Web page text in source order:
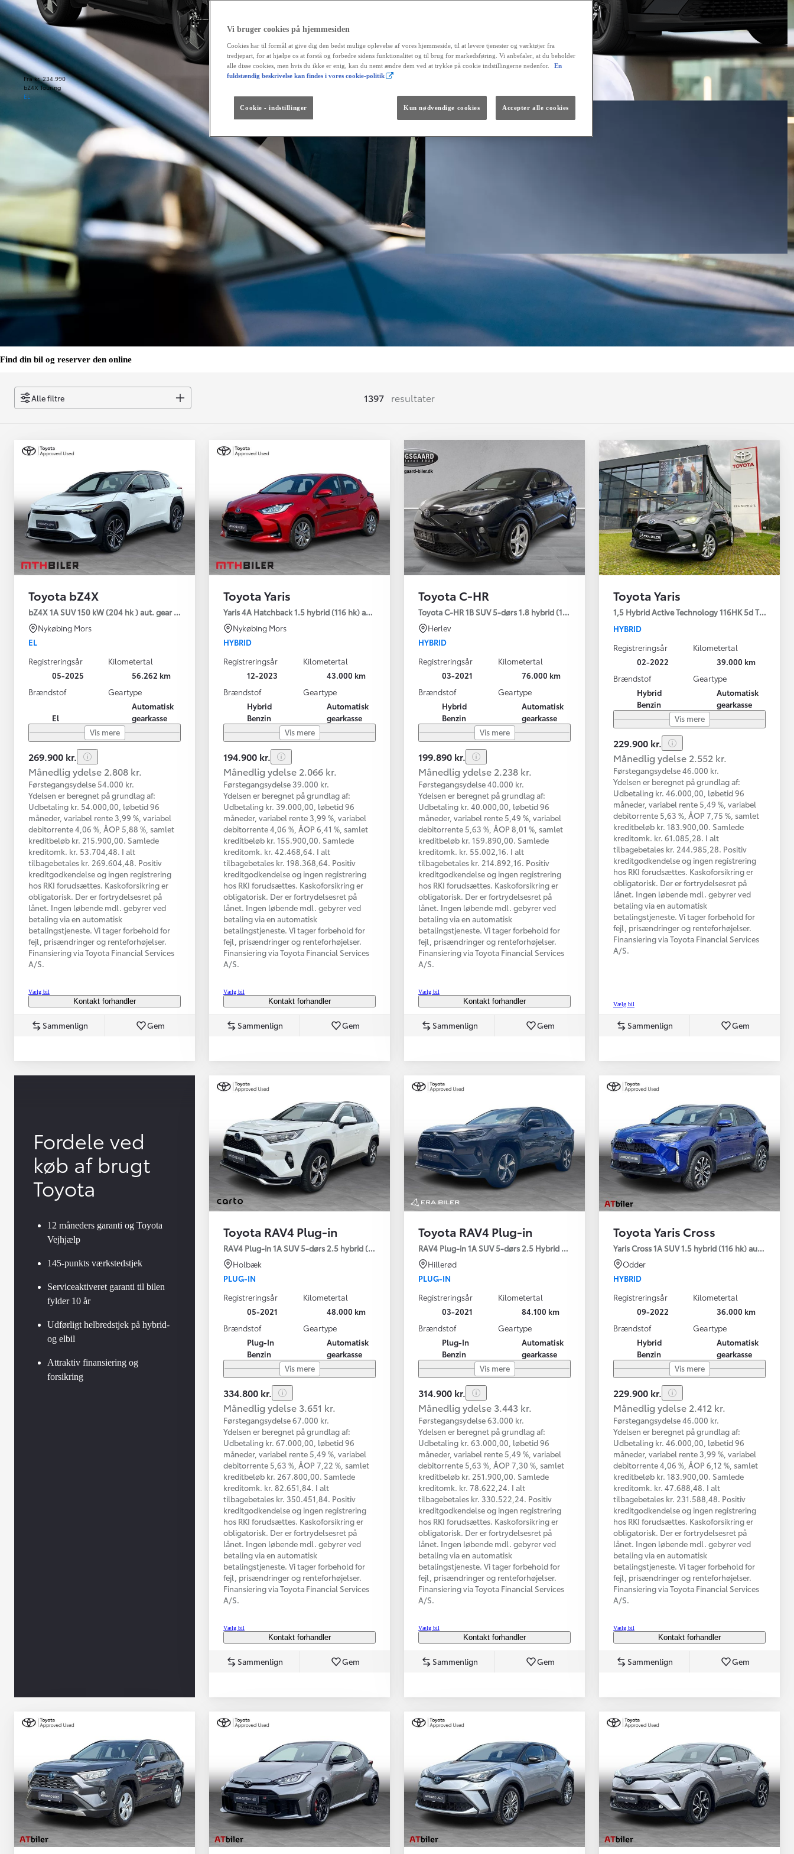
Fra kr. 234.990
bZ4X Touring
EL
Fra kr. 349.990
The soul lives on.
Den nye Yaris Cross
Kommer snart
Find din bil og reserver den online
Alle filtre 1397 resultater
Toyota bZ4X
bZ4X 1A SUV 150 kW (204 hk ) aut. gear Executive Premium
Nykøbing Mors
EL
Registreringsår
05-2025
Kilometertal
56.262 km
Brændstof
El
Geartype
Automatisk
gearkasse
Vis mere
269.900 kr.
Månedlig ydelse 2.808 kr.
Førstegangsydelse 54.000 kr.
Ydelsen er beregnet på grundlag af:
Udbetaling kr. 54.000,00, løbetid 96
måneder, variabel rente 3,99 %, variabel
debitorrente 4,06 %, ÅOP 5,88 %, samlet
kreditbeløb kr. 215.900,00. Samlede
kreditomk. kr. 53.704,48. I alt
tilbagebetales kr. 269.604,48. Positiv
kreditgodkendelse og ingen registrering
hos RKI forudsættes. Kaskoforsikring er
obligatorisk. Der er fortrydelsesret på
lånet. Ingen løbende mdl. gebyrer ved
betaling via en automatisk
betalingstjeneste. Vi tager forbehold for
fejl, prisændringer og renteforhøjelser.
Finansiering via Toyota Financial Services
A/S.
Vælg bil
Kontakt forhandler
Sammenlign Gem
Toyota Yaris
Yaris 4A Hatchback 1.5 hybrid (116 hk) aut. gear Active - Technology
Nykøbing Mors
HYBRID
Registreringsår
12-2023
Kilometertal
43.000 km
Brændstof
Hybrid
Benzin
Geartype
Automatisk
gearkasse
Vis mere
194.900 kr.
Månedlig ydelse 2.066 kr.
Førstegangsydelse 39.000 kr.
Ydelsen er beregnet på grundlag af:
Udbetaling kr. 39.000,00, løbetid 96
måneder, variabel rente 3,99 %, variabel
debitorrente 4,06 %, ÅOP 6,41 %, samlet
kreditbeløb kr. 155.900,00. Samlede
kreditomk. kr. 42.468,64. I alt
tilbagebetales kr. 198.368,64. Positiv
kreditgodkendelse og ingen registrering
hos RKI forudsættes. Kaskoforsikring er
obligatorisk. Der er fortrydelsesret på
lånet. Ingen løbende mdl. gebyrer ved
betaling via en automatisk
betalingstjeneste. Vi tager forbehold for
fejl, prisændringer og renteforhøjelser.
Finansiering via Toyota Financial Services
A/S.
Vælg bil
Kontakt forhandler
Sammenlign Gem
Toyota C-HR
Toyota C-HR 1B SUV 5-dørs 1.8 hybrid (122 hk) aut. gear C-LUB - Smart
Herlev
HYBRID
Registreringsår
03-2021
Kilometertal
76.000 km
Brændstof
Hybrid
Benzin
Geartype
Automatisk
gearkasse
Vis mere
199.890 kr.
Månedlig ydelse 2.238 kr.
Førstegangsydelse 40.000 kr.
Ydelsen er beregnet på grundlag af:
Udbetaling kr. 40.000,00, løbetid 96
måneder, variabel rente 5,49 %, variabel
debitorrente 5,63 %, ÅOP 8,01 %, samlet
kreditbeløb kr. 159.890,00. Samlede
kreditomk. kr. 55.002,16. I alt
tilbagebetales kr. 214.892,16. Positiv
kreditgodkendelse og ingen registrering
hos RKI forudsættes. Kaskoforsikring er
obligatorisk. Der er fortrydelsesret på
lånet. Ingen løbende mdl. gebyrer ved
betaling via en automatisk
betalingstjeneste. Vi tager forbehold for
fejl, prisændringer og renteforhøjelser.
Finansiering via Toyota Financial Services
A/S.
Vælg bil
Kontakt forhandler
Sammenlign Gem
Toyota Yaris
1,5 Hybrid Active Technology 116HK 5d Trinl. Gear
HYBRID
Registreringsår
02-2022
Kilometertal
39.000 km
Brændstof
Hybrid
Benzin
Geartype
Automatisk
gearkasse
Vis mere
229.900 kr.
Månedlig ydelse 2.552 kr.
Førstegangsydelse 46.000 kr.
Ydelsen er beregnet på grundlag af:
Udbetaling kr. 46.000,00, løbetid 96
måneder, variabel rente 5,49 %, variabel
debitorrente 5,63 %, ÅOP 7,75 %, samlet
kreditbeløb kr. 183.900,00. Samlede
kreditomk. kr. 61.085,28. I alt
tilbagebetales kr. 244.985,28. Positiv
kreditgodkendelse og ingen registrering
hos RKI forudsættes. Kaskoforsikring er
obligatorisk. Der er fortrydelsesret på
lånet. Ingen løbende mdl. gebyrer ved
betaling via en automatisk
betalingstjeneste. Vi tager forbehold for
fejl, prisændringer og renteforhøjelser.
Finansiering via Toyota Financial Services
A/S.
Vælg bil
Sammenlign Gem
Fordele ved
køb af brugt
Toyota
12 måneders garanti og Toyota
Vejhjælp
145-punkts værkstedstjek
Serviceaktiveret garanti til bilen
fylder 10 år
Udførligt helbredstjek på hybrid-
og elbil
Attraktiv finansiering og
forsikring
Toyota RAV4 Plug-in
RAV4 Plug-in 1A SUV 5-dørs 2.5 hybrid (306 hk) aut. gear AWD-i H3 - Comfort
Holbæk
PLUG-IN
Registreringsår
05-2021
Kilometertal
48.000 km
Brændstof
Plug-In
Benzin
Geartype
Automatisk
gearkasse
Vis mere
334.800 kr.
Månedlig ydelse 3.651 kr.
Førstegangsydelse 67.000 kr.
Ydelsen er beregnet på grundlag af:
Udbetaling kr. 67.000,00, løbetid 96
måneder, variabel rente 5,49 %, variabel
debitorrente 5,63 %, ÅOP 7,22 %, samlet
kreditbeløb kr. 267.800,00. Samlede
kreditomk. kr. 82.651,84. I alt
tilbagebetales kr. 350.451,84. Positiv
kreditgodkendelse og ingen registrering
hos RKI forudsættes. Kaskoforsikring er
obligatorisk. Der er fortrydelsesret på
lånet. Ingen løbende mdl. gebyrer ved
betaling via en automatisk
betalingstjeneste. Vi tager forbehold for
fejl, prisændringer og renteforhøjelser.
Finansiering via Toyota Financial Services
A/S.
Vælg bil
Kontakt forhandler
Sammenlign Gem
Toyota RAV4 Plug-in
RAV4 Plug-in 1A SUV 5-dørs 2.5 Hybrid (306 hk) aut. gear AWD-i H3 - Comfort - Premium
Hillerød
PLUG-IN
Registreringsår
03-2021
Kilometertal
84.100 km
Brændstof
Plug-In
Benzin
Geartype
Automatisk
gearkasse
Vis mere
314.900 kr.
Månedlig ydelse 3.443 kr.
Førstegangsydelse 63.000 kr.
Ydelsen er beregnet på grundlag af:
Udbetaling kr. 63.000,00, løbetid 96
måneder, variabel rente 5,49 %, variabel
debitorrente 5,63 %, ÅOP 7,30 %, samlet
kreditbeløb kr. 251.900,00. Samlede
kreditomk. kr. 78.622,24. I alt
tilbagebetales kr. 330.522,24. Positiv
kreditgodkendelse og ingen registrering
hos RKI forudsættes. Kaskoforsikring er
obligatorisk. Der er fortrydelsesret på
lånet. Ingen løbende mdl. gebyrer ved
betaling via en automatisk
betalingstjeneste. Vi tager forbehold for
fejl, prisændringer og renteforhøjelser.
Finansiering via Toyota Financial Services
A/S.
Vælg bil
Kontakt forhandler
Sammenlign Gem
Toyota Yaris Cross
Yaris Cross 1A SUV 1.5 hybrid (116 hk) aut. gear
Odder
HYBRID
Registreringsår
09-2022
Kilometertal
36.000 km
Brændstof
Hybrid
Benzin
Geartype
Automatisk
gearkasse
Vis mere
229.900 kr.
Månedlig ydelse 2.412 kr.
Førstegangsydelse 46.000 kr.
Ydelsen er beregnet på grundlag af:
Udbetaling kr. 46.000,00, løbetid 96
måneder, variabel rente 3,99 %, variabel
debitorrente 4,06 %, ÅOP 6,12 %, samlet
kreditbeløb kr. 183.900,00. Samlede
kreditomk. kr. 47.688,48. I alt
tilbagebetales kr. 231.588,48. Positiv
kreditgodkendelse og ingen registrering
hos RKI forudsættes. Kaskoforsikring er
obligatorisk. Der er fortrydelsesret på
lånet. Ingen løbende mdl. gebyrer ved
betaling via en automatisk
betalingstjeneste. Vi tager forbehold for
fejl, prisændringer og renteforhøjelser.
Finansiering via Toyota Financial Services
A/S.
Vælg bil
Kontakt forhandler
Sammenlign Gem
Vi bruger cookies på hjemmesiden
Cookies har til formål at give dig den bedst mulige oplevelse af vores hjemmeside, til at levere tjenester og værktøjer fra
tredjepart, for at hjælpe os at forstå og forbedre sidens funktionalitet og til brug for markedsføring. Vi anbefaler, at du beholder
alle disse cookies, men hvis du ikke er enig, kan du nemt ændre dem ved at trykke på cookie indstillingerne nedenfor.
En
fuldstændig beskrivelse kan findes i vores cookie-politik
Cookie - indstillinger Kun nødvendige cookies Accepter alle cookies